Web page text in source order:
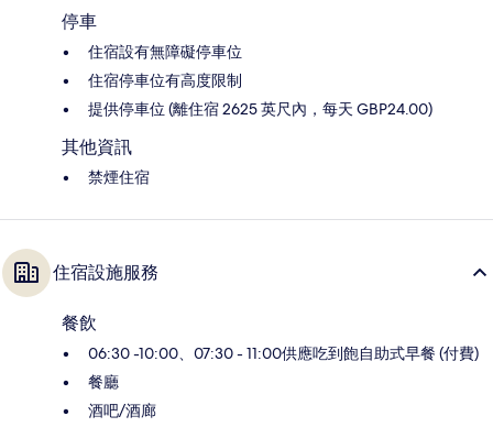
停車
住宿設有無障礙停車位
住宿停車位有高度限制
提供停車位 (離住宿 2625 英尺內，每天 GBP24.00)
其他資訊
禁煙住宿
住宿設施服務
餐飲
06:30 -10:00、07:30 - 11:00供應吃到飽自助式早餐 (付費)
餐廳
酒吧/酒廊